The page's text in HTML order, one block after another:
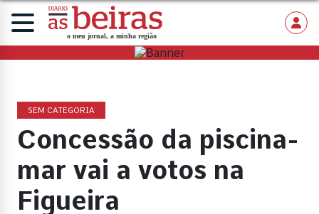
SEM CATEGORIA
Concessão da piscina-
mar vai a votos na
Figueira